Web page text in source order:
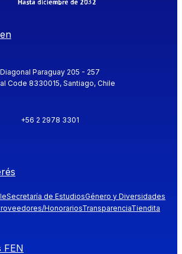
Diagonal Paraguay 205 - 257
Code 8330015, Santiago, Chile
+56 2 2978 3301
Secretaría de EstudiosGénero y Diversidades
HonorariosTransparenciaTiendita
FEN